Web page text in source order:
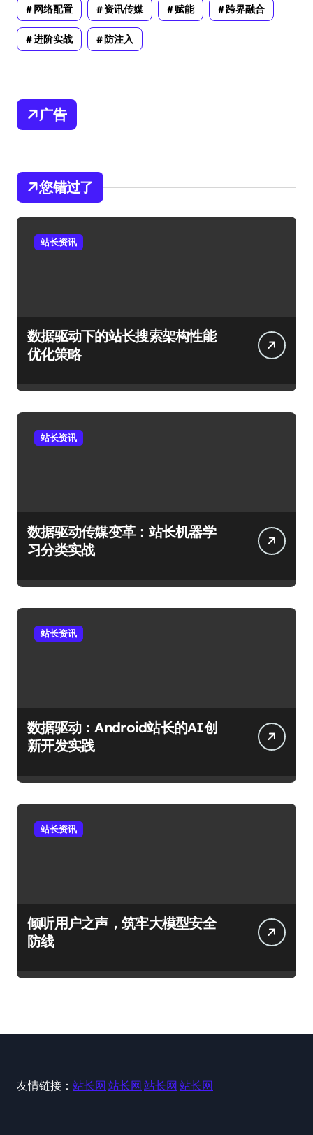
网络配置 资讯传媒 赋能 跨界融合
进阶实战 防注入
广告
您错过了
站长资讯
数据驱动下的站长搜索架构性能
优化策略
站长资讯
数据驱动传媒变革：站长机器学
习分类实战
站长资讯
数据驱动：Android站长的AI创
新开发实践
站长资讯
倾听用户之声，筑牢大模型安全
防线
友情链接： 站长网 站长网 站长网 站长网